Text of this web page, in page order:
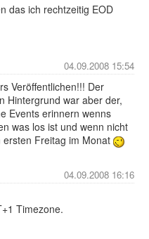
das ich rechtzeitig EOD
04.09.2008 15:54
Veröffentlichen!!! Der
Hintergrund war aber der,
Events erinnern wenns
was los ist und wenn nicht
Freitag im Monat
04.09.2008 16:16
Timezone.